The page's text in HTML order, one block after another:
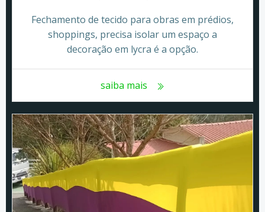
Fechamento de tecido para obras em prédios,
shoppings, precisa isolar um espaço a
decoração em lycra é a opção.
saiba mais